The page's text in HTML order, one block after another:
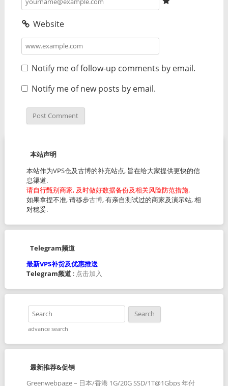
Website
Notify me of follow-up comments by email.
Notify me of new posts by email.
本站声明
本站作为VPS仓及古博的补充站点, 旨在给大家提供更快的信
息渠道.
请自行甄别商家, 及时做好数据备份及相关风险防范措施.
如果拿捏不准, 请移步古博, 有亲自测试过的商家及演示站, 相
对稳妥.
Telegram频道
最新VPS补货及优惠推送
Telegram频道: 点击加入
advance search
最新推荐&促销
Greenwebpage – 日本/香港 1G/20G SSD/1T@1Gbps 年付